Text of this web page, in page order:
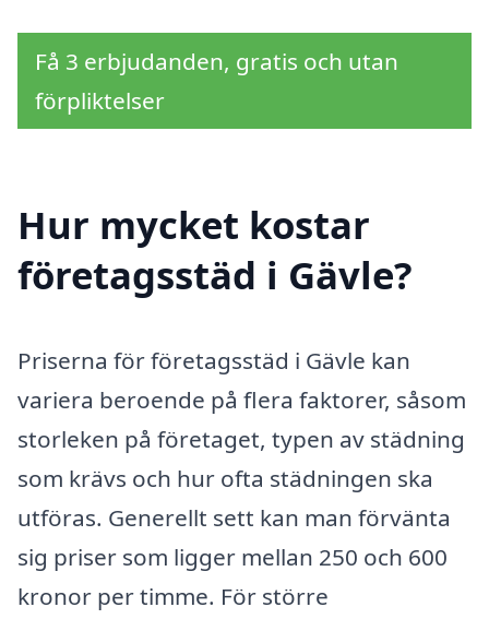
Få 3 erbjudanden, gratis och utan
förpliktelser
Hur mycket kostar
företagsstäd i Gävle?
Priserna för företagsstäd i Gävle kan
variera beroende på flera faktorer, såsom
storleken på företaget, typen av städning
som krävs och hur ofta städningen ska
utföras. Generellt sett kan man förvänta
sig priser som ligger mellan 250 och 600
kronor per timme. För större